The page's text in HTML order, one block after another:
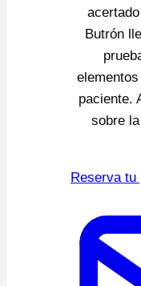
Butrón
paciente.
sobre
Reserva